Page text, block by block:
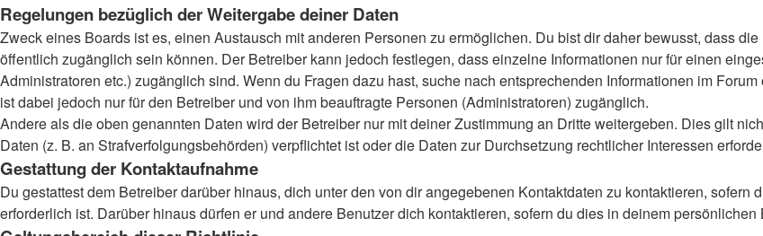
Regelungen bezüglich der Weitergabe deiner Daten
Zweck eines Boards ist es, einen Austausch mit anderen Personen zu ermöglichen. Du bist dir daher bewusst, dass
öffentlich zugänglich sein können. Der Betreiber kann jedoch festlegen, dass einzelne Informationen nur für einen
Administratoren etc.) zugänglich sind. Wenn du Fragen dazu hast, suche nach entsprechenden Informationen im
ist dabei jedoch nur für den Betreiber und von ihm beauftragte Personen (Administratoren) zugänglich.
Andere als die oben genannten Daten wird der Betreiber nur mit deiner Zustimmung an Dritte weitergeben. Dies gilt
Daten (z. B. an Strafverfolgungsbehörden) verpflichtet ist oder die Daten zur Durchsetzung rechtlicher Interessen
Gestattung der Kontaktaufnahme
Du gestattest dem Betreiber darüber hinaus, dich unter den von dir angegebenen Kontaktdaten zu kontaktieren,
erforderlich ist. Darüber hinaus dürfen er und andere Benutzer dich kontaktieren, sofern du dies in deinem persönlichen